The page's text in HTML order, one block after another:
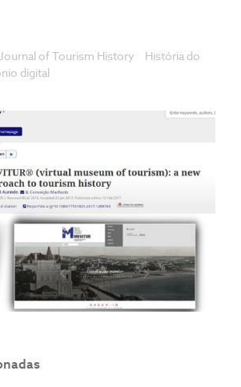
Journal of Tourism History
História do
digital